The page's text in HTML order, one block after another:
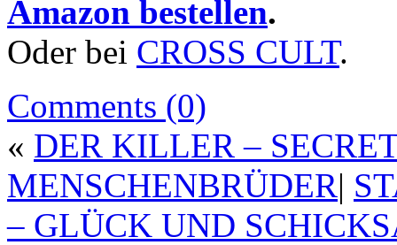
Amazon bestellen.
Oder bei CROSS CULT.
Comments (0)
« DER KILLER –
MENSCHENBRÜDER|
– GLÜCK UND